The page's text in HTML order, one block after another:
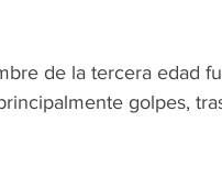
de la tercera edad
golpes,